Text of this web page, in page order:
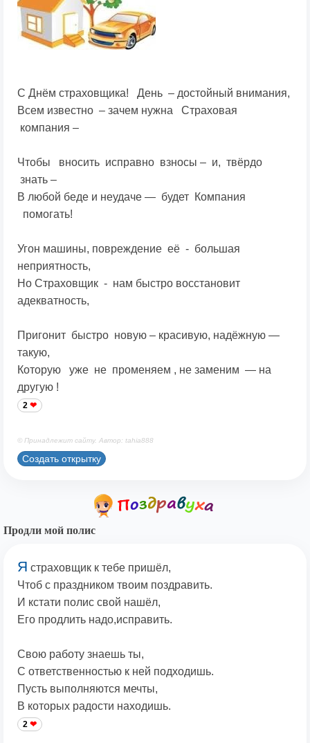
С Днём страховщика! День – достойный внимания,
Всем известно – зачем нужна Страховая
компания –
Чтобы вносить исправно взносы – и, твёрдо
знать –
В любой беде и неудаче — будет Компания
помогать!
Угон машины, повреждение её - большая
неприятность,
Но Страховщик - нам быстро восстановит
адекватность,
Пригонит быстро новую – красивую, надёжную —
такую,
Которую уже не променяем , не заменим — на
другую !
2
© Принадлежит сайту. Автор: tahia888
Создать открытку
Продли мой полис
Я страховщик к тебе пришёл,
Чтоб с праздником твоим поздравить.
И кстати полис свой нашёл,
Его продлить надо,исправить.
Свою работу знаешь ты,
С ответственностью к ней подходишь.
Пусть выполняются мечты,
В которых радости находишь.
2